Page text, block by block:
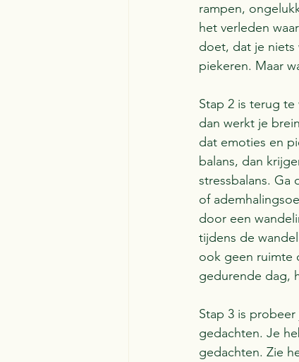
rampen,
het verleden
doet, dat je niets
piekeren. Maar
Stap 2 is terug
dan werkt je
dat emoties en
balans, dan
stressbalans. Ga
of
door een
tijdens de
ook geen ruimte
gedurende dag,
Stap 3 is
gedachten. Je
gedachten. Zie